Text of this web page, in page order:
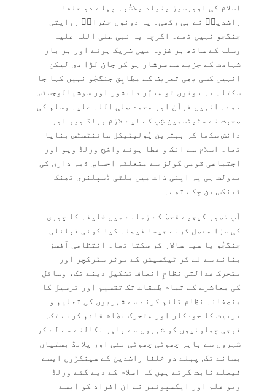
اسلام کی اوورسیز بنیاد بلاشُبہ پہلے دو خلفا
راشدینؓ نے ہی رکھی۔ یہ دونوں حضراتؓ روایتی
جنگجو نہیں تھے۔ اگرچہ یہ نبی صلی اللہ علیہ
وسلم کے ساتھ ہر غزوہ میں شریک ہوئے اور ہر بار
شہادت کے جزبے سے سرشار ہو کر جان لڑا دی لیکن
انہیں کسی بھی تعریف کے مطابِق جنگجُو نہیں کہا جا
سکتا۔ یہ دونوں تو مدبّر دانشور اور سوشیالوجسٹس
تھے۔ انہیں قرآن اور محمد صلی اللہ علیہ وسلم کی
صحبت نے سٹیٹسمین شِپ کے لیے لازم ورلڈ ویو اور
دانش سکھا کر بہترین پُولیٹیکل سائنٹسٹس بنایا
تھا۔ اسلام سے انک و عطا ہوئے واضح ورلڈ ویو اور
اجتماعی قومی گولز سے متعلقہ احساسِ ذمہ داری کی
بدولت ہی یہ اپنی ذات میں ملٹی ڈسپلنری تھنک
ٹینکس بن چکے تھے۔
آپ تصور کیجیے قحط کے زمانے میں خلیفہ کا چوری
کی سزا معطل کرنے جیسا فیصلہ کیا کوئی قبائلی
جنگجُو یا سپہ سالار کر سکتا تھا۔ انتظامی آفسز
بنانے سے لے کر ٹیکسیشن کے موثر سٹرکچر اور
متحرک عدالتی نظامِ انصاف تشکیل دینے تک، وسائل
کی معاشرے کے تمام طبقات تک تقسیم اور ترسیل کا
منصفانہ نظام قائم کرنے سے شہریوں کی تعلیم و
تربیت کا خودکار اور متحرک نظام قائم کرنے تک,
فوجی چھاونیوں کو شہروں سے باہر نکالنے سے لے کر
شہروں سے باہر چھوٹی چھوٹی نئی اور پلانڈ بستیاں
بسانے تک, پہلے دو خلفا راشدین کے سینکڑوں ایسے
فیصلے ثابت کرتے ہیں کہ اسلام کے دیے گئے ورلڈ
ویو علم اور ایکسپوئیر نے ان افراد کو ایسے